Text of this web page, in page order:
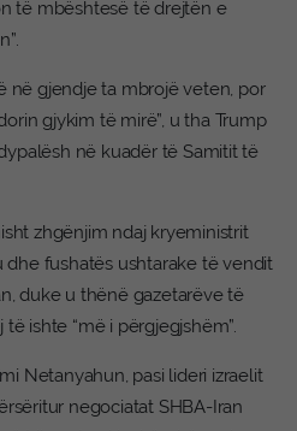
të mbështesë të drejtën e
në gjendje ta mbrojë veten, por
gjykim të mirë”, u tha Trump
në kuadër të Samitit të
zhgënjim ndaj kryeministrit
dhe fushatës ushtarake të vendit
duke u thënë gazetarëve të
ishte “më i përgjegjshëm”.
Netanyahun, pasi lideri izraelit
negociatat SHBA-Iran